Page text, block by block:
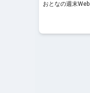
おとなの週末Web